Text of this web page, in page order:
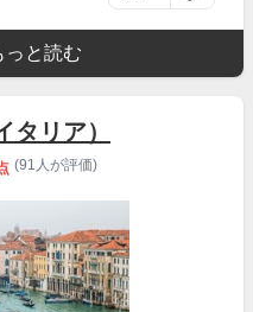
っと読む
タリア）
(91人が評価)